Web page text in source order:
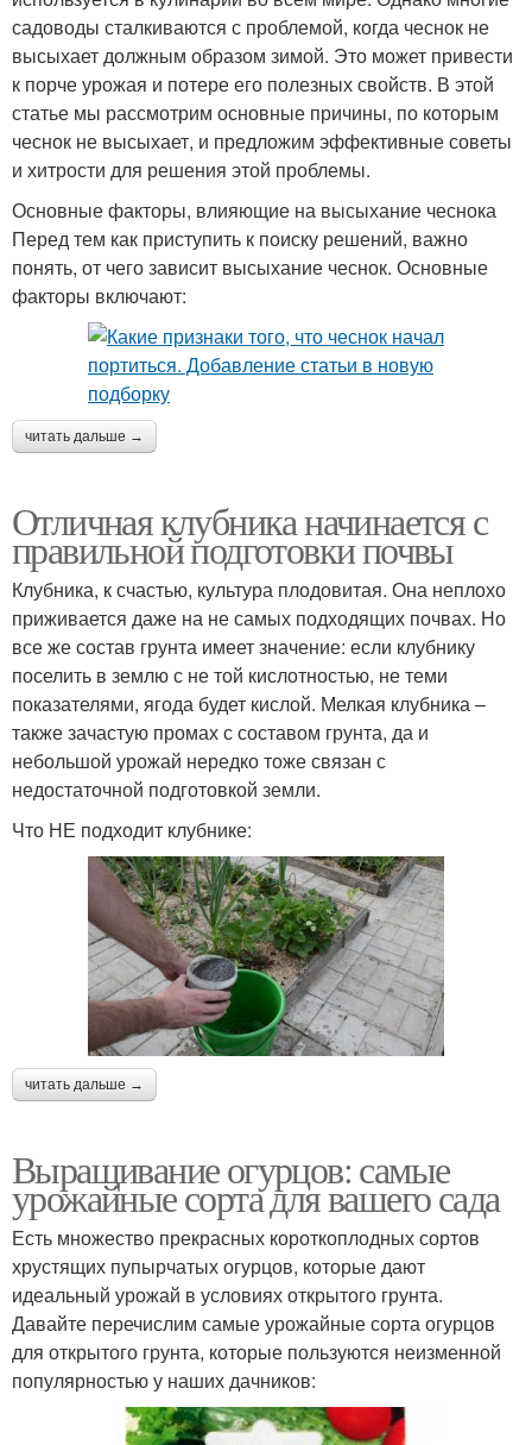
садоводы сталкиваются с проблемой, когда чеснок не
высыхает должным образом зимой. Это может привести
к порче урожая и потере его полезных свойств. В этой
статье мы рассмотрим основные причины, по которым
чеснок не высыхает, и предложим эффективные советы
и хитрости для решения этой проблемы.
Основные факторы, влияющие на высыхание чеснока
Перед тем как приступить к поиску решений, важно
понять, от чего зависит высыхание чеснок. Основные
факторы включают:
читать дальше →
Отличная клубника начинается с
правильной подготовки почвы
Клубника, к счастью, культура плодовитая. Она неплохо
приживается даже на не самых подходящих почвах. Но
все же состав грунта имеет значение: если клубнику
поселить в землю с не той кислотностью, не теми
показателями, ягода будет кислой. Мелкая клубника –
также зачастую промах с составом грунта, да и
небольшой урожай нередко тоже связан с
недостаточной подготовкой земли.
Что НЕ подходит клубнике:
читать дальше →
Выращивание огурцов: самые
урожайные сорта для вашего сада
Есть множество прекрасных короткоплодных сортов
хрустящих пупырчатых огурцов, которые дают
идеальный урожай в условиях открытого грунта.
Давайте перечислим самые урожайные сорта огурцов
для открытого грунта, которые пользуются неизменной
популярностью у наших дачников: